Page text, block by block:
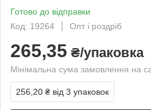
Готово до відправки
Код: 19264
Опт і роздріб
265,35 ₴/упаковка
Мінімальна сума замовлення на
256,20 ₴ від 3 упаковок